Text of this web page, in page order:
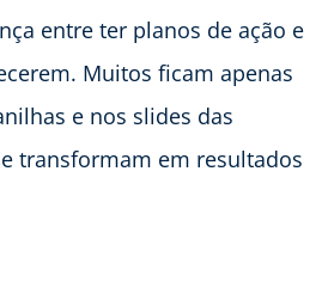
entre ter planos de ação e
Muitos ficam apenas
e nos slides das
transformam em resultados